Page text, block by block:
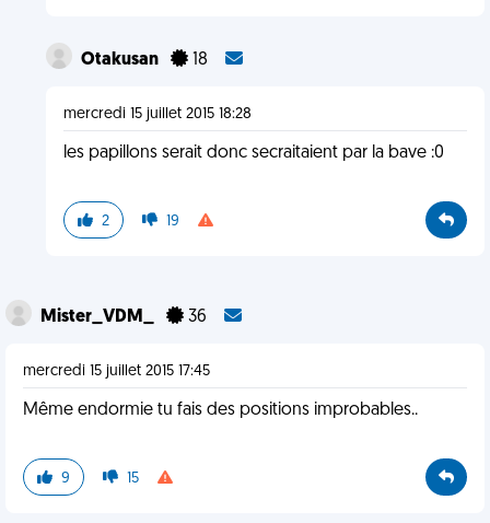
Otakusan 18
mercredi 15 juillet 2015 18:28
les papillons serait donc secraitaient par la bave :0
2 19
Mister_VDM_ 36
mercredi 15 juillet 2015 17:45
Même endormie tu fais des positions improbables..
9 15